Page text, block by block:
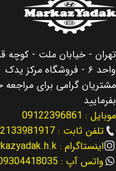
واحد ۶ - فروشگاه مرکز یدک
مشتریان گرامی برای
بفرمایید
موبایل : 09122396861
تلفن ثابت : 02133981917
اینستاگرام : markazyadak.h.k
واتس آپ : 09304418035